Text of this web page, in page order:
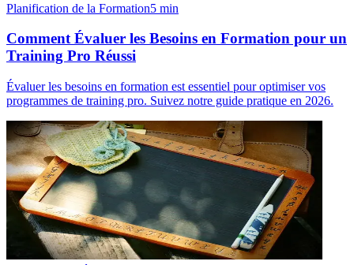
Planification de la Formation5 min
Comment Évaluer les Besoins en Formation pour un
Training Pro Réussi
Évaluer les besoins en formation est essentiel pour optimiser vos
programmes de training pro. Suivez notre guide pratique en 2026.